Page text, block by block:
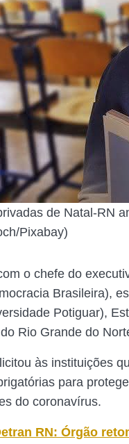
de Natal-RN
Pixabay)
o chefe do
Brasileira),
Potiguar),
Rio Grande do
às instituições
para
do coronavírus.
RN: Órgão